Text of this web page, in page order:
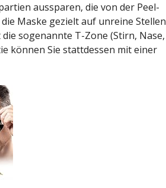
aussparen, die von der Peel-
Maske gezielt auf unreine Stellen
sogenannte T-Zone (Stirn, Nase,
können Sie stattdessen mit einer